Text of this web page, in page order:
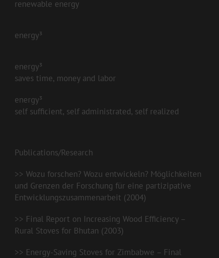
renewable energy
energy³
energy³
saves time, money and labor
energy³
self sufficient, self administrated, self realized
Publications/Research
>> Wozu forschen? Wozu entwickeln? Möglichkeiten
und Grenzen der Forschung für eine partizipative
Entwicklungszusammenarbeit (2004)
>> Final Report on Increasing Wood Efficiency –
Rural Stoves for Bhutan (2003)
>> Energy-Saving Stoves for Zimbabwe – Final